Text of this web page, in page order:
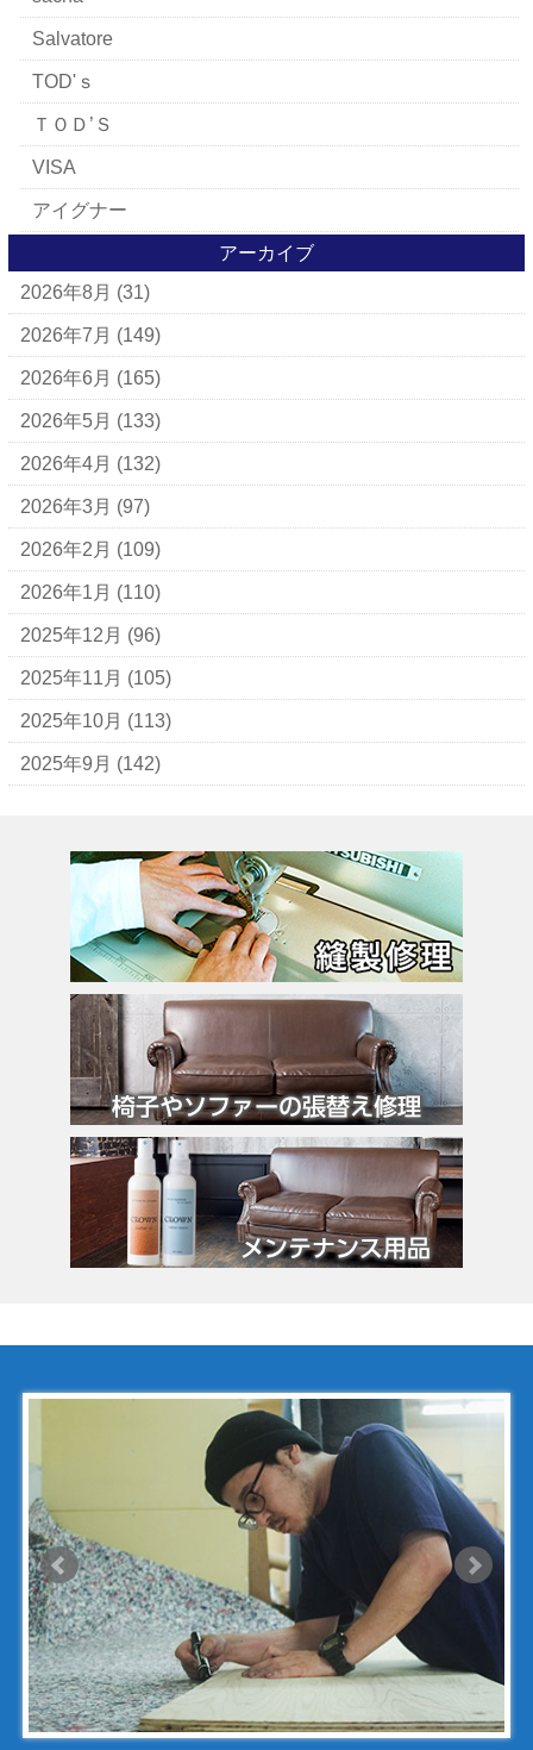
Salvatore
TOD'ｓ
ＴＯＤ’Ｓ
VISA
アイグナー
アパレルブランド
BALLY
ＵＧＧ
アナスイ
アニエスベー
アルマーニ
アレン・エドモンズ
アンナ モリナーリ
イブ・サンローラン
ヴェロ・キーオ
ウンガロ
エヴー
カルティエ
カンペール
ギ・ラロッシュ
グッチ
クロエ
クロコラックス
クロムハーツ
コーチ
コールハーン
ゴヤール
ジェニュイン・レザー
ジミーチュウ
ジャックゴム
シャネル
アンティグアライン
カンボンライン
キャビアスキン
アーカイブ
2026年8月 (31)
2026年7月 (149)
2026年6月 (165)
2026年5月 (133)
2026年4月 (132)
2026年3月 (97)
2026年2月 (109)
2026年1月 (110)
2025年12月 (96)
2025年11月 (105)
2025年10月 (113)
2025年9月 (142)